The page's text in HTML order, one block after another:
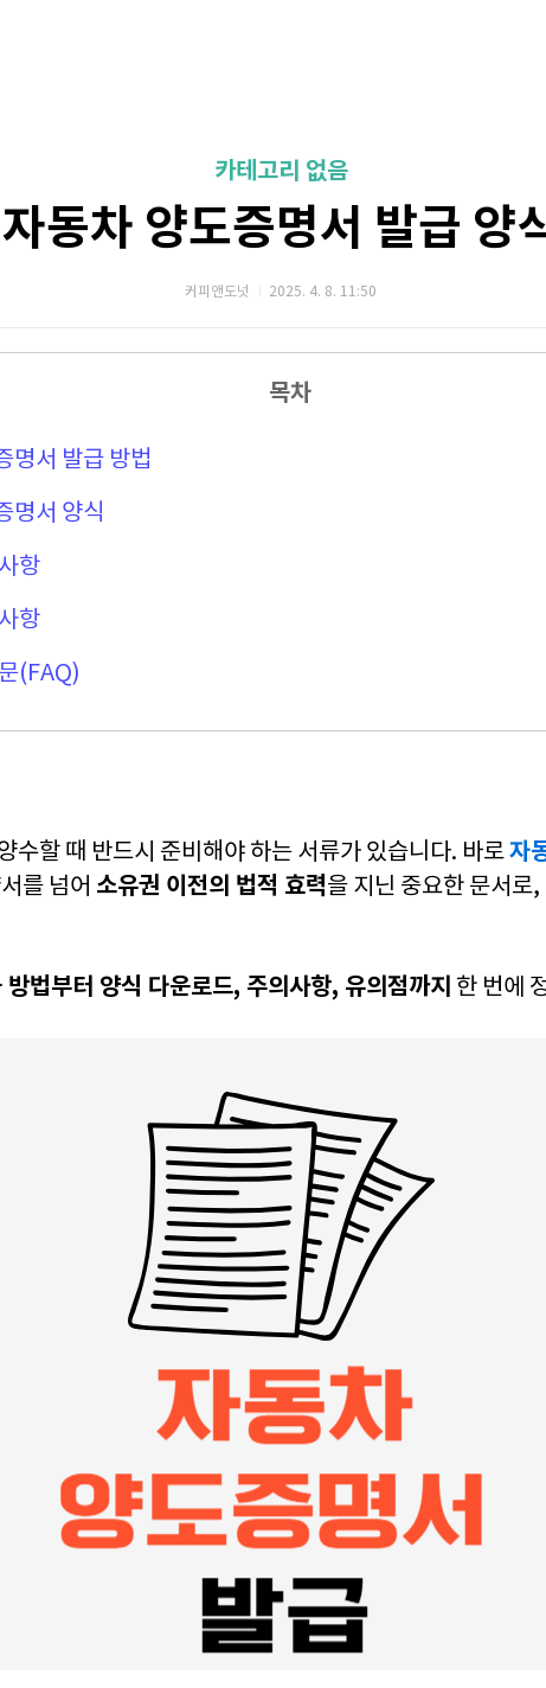
카테고리 없음
자동차 양도증명서 발급 양
커피앤도넛 2025. 4. 8. 11:50
목차
명서 발급 방법
명서 양식
항
항
(FAQ)
수할 때 반드시 준비해야 하는 서류가 있습니다. 바로자
를 넘어 소유권 이전의 법적 효력을 지닌 중요한 문서로
법부터 양식 다운로드, 주의사항, 유의점까지 한 번에